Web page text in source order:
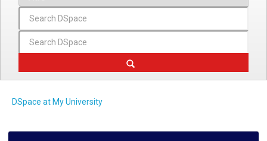
DSpace at My University